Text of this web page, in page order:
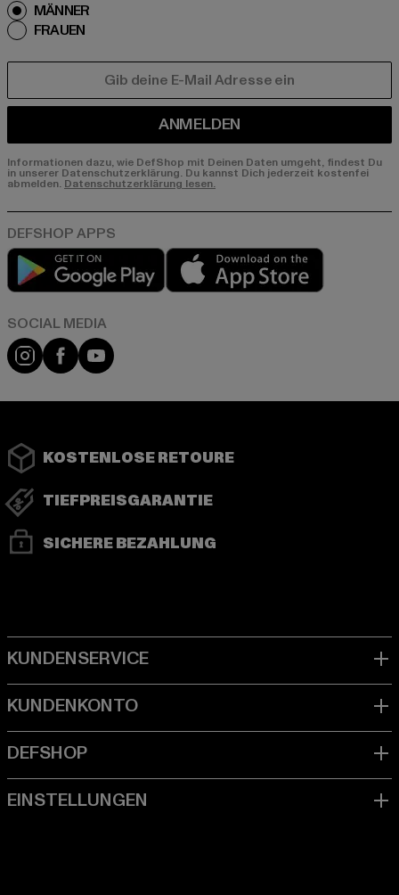
MÄNNER
FRAUEN
ANMELDEN
Informationen dazu, wie DefShop mit Deinen Daten umgeht, findest Du
in unserer Datenschutzerklärung. Du kannst Dich jederzeit kostenfei
abmelden. Datenschutzerklärung lesen.
Play market
Instagram
FacebookYouTube
KOSTENLOSE RETOURE
TIEFPREISGARANTIE
SICHERE BEZAHLUNG